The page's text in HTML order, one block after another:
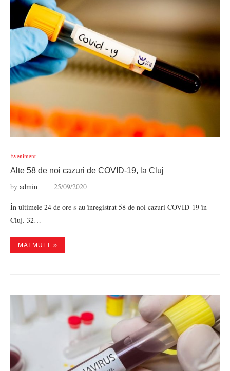
Eveniment
Alte 58 de noi cazuri de COVID-19, la Cluj
by admin 25/09/2020
În ultimele 24 de ore s-au înregistrat 58 de noi cazuri COVID-19 în
Cluj. 32…
MAI MULT